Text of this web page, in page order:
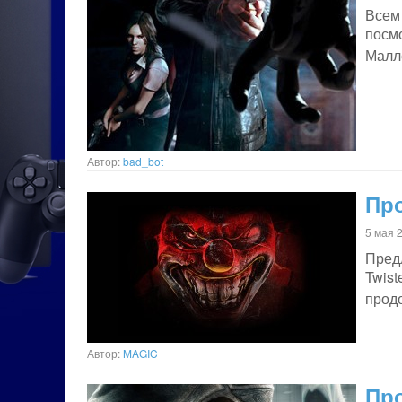
Всем
Автор:bad_bot
5 мая
Автор: MAGIC